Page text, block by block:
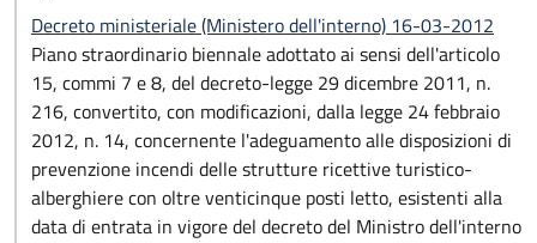
Decreto ministeriale (Ministero dell'interno) 16-03-2012
Piano straordinario biennale adottato ai sensi dell'articolo
15, commi 7 e 8, del decreto-legge 29 dicembre 2011, n.
216, convertito, con modificazioni, dalla legge 24 febbraio
2012, n. 14, concernente l'adeguamento alle disposizioni di
prevenzione incendi delle strutture ricettive turistico-
alberghiere con oltre venticinque posti letto, esistenti alla
data di entrata in vigore del decreto del Ministro dell'interno